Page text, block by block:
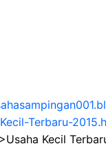
Terbaru-
Kecil